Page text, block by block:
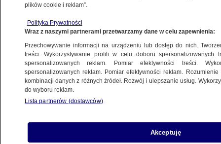
na konkursie w USA
3.06.2026, 14:09
Posłuchaj artykułu
Czyta lektor AI
plików cookie i reklam”.
Polityka Prywatności
Wraz z naszymi partnerami przetwarzamy dane w celu zapewnienia:
Przechowywanie informacji na urządzeniu lub dostęp do nich.
treści. Wykorzystywanie profili w celu doboru spersonalizowanych
spersonalizowanych reklam. Pomiar efektywności treści.
spersonalizowanych reklam. Pomiar efektywności reklam.
kombinacji danych z różnych źródeł. Rozwój i ulepszanie usług.
do wyboru reklam.
Lista partnerów (dostawców)
Akceptuję